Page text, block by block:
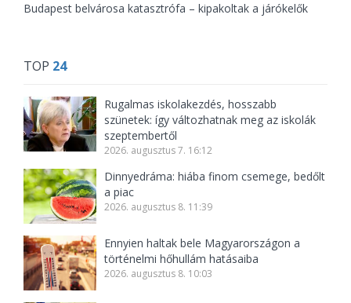
Budapest belvárosa katasztrófa – kipakoltak a járókelők
TOP 24
Rugalmas iskolakezdés, hosszabb
szünetek: így változhatnak meg az iskolák
szeptembertől
2026. augusztus 7. 16:12
Dinnyedráma: hiába finom csemege, bedőlt
a piac
2026. augusztus 8. 11:39
Ennyien haltak bele Magyarországon a
történelmi hőhullám hatásaiba
2026. augusztus 8. 10:03